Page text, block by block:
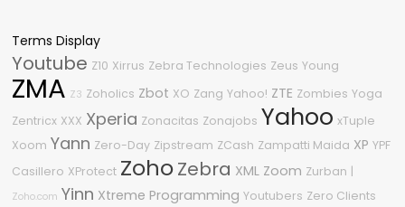
Terms Display
Youtube Z10 Xirrus Zebra Technologies Zeus Young
ZMA Z3 Zoholics Zbot XO Zang Yahoo! ZTE Zombies Yoga
Zentricx XXX Xperia Zonacitas Zonajobs Yahoo xTuple
Xoom Yann Zero-Day Zipstream ZCash Zampatti Maida XP YPF
Casillero XProtect ZohoZebra XML Zoom Zurban |
Zoho.com Yinn Xtreme Programming Youtubers Zero Clients